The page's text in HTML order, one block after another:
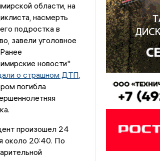
области, на
насмерть
подростка в
завели уголовное
новости"
о страшном ДТП,
погибла
произошел 24
около 20:40. По